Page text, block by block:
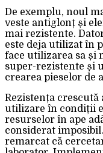
De exemplu, noul
veste antiglonț și
mai rezistente.
este deja utilizat în
face utilizarea sa și
super-rezistente și
crearea pieselor de
Rezistența crescută
utilizare în condiții
resurselor în ape
considerat
remarcat că